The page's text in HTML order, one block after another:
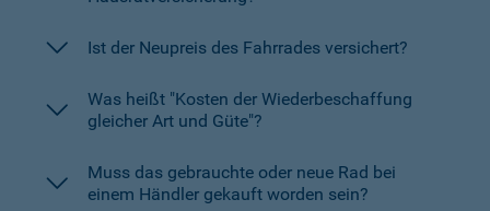
Ist der Neupreis des Fahrrades versichert?
Was heißt "Kosten der Wiederbeschaffung
gleicher Art und Güte"?
Muss das gebrauchte oder neue Rad bei
einem Händler gekauft worden sein?